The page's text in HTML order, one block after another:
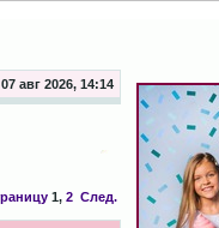
07 авг 2026, 14:14
1, 2 След.